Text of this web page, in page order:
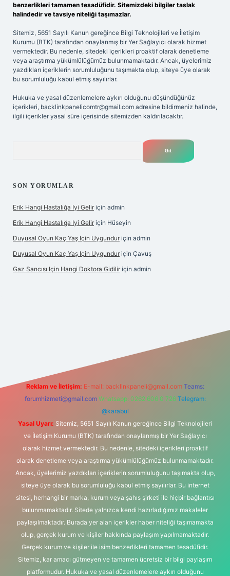
benzerlikleri tamamen tesadüfidir. Sitemizdeki bilgiler taslak
halindedir ve tavsiye niteliği taşımazlar.
Sitemiz, 5651 Sayılı Kanun gereğince Bilgi Teknolojileri ve İletişim
Kurumu (BTK) tarafından onaylanmış bir Yer Sağlayıcı olarak hizmet
vermektedir. Bu nedenle, sitedeki içerikleri proaktif olarak denetleme
veya araştırma yükümlülüğümüz bulunmamaktadır. Ancak, üyelerimiz
yazdıkları içeriklerin sorumluluğunu taşımakta olup, siteye üye olarak
bu sorumluluğu kabul etmiş sayılırlar.
Hukuka ve yasal düzenlemelere aykırı olduğunu düşündüğünüz
içerikleri, backlinkpanelicomtr@gmail.com adresine bildirmeniz halinde,
ilgili içerikler yasal süre içerisinde sitemizden kaldırılacaktır.
SON YORUMLAR
Erik Hangi Hastalığa Iyi Gelir için admin
Erik Hangi Hastalığa Iyi Gelir için Hüseyin
Duyusal Oyun Kaç Yaş Için Uygundur için admin
Duyusal Oyun Kaç Yaş Için Uygundur için Çavuş
Gaz Sancısı Için Hangi Doktora Gidilir için admin
Reklam ve İletişim: E-mail: backlinkpaneli@gmail.com Teams:
forumhizmeti@gmail.com Whatsapp: 0262 606 0 726 Telegram:
@karabul
Yasal Uyarı: Sitemiz, 5651 Sayılı Kanun gereğince Bilgi Teknolojileri
ve İletişim Kurumu (BTK) tarafından onaylanmış bir Yer Sağlayıcı
olarak hizmet vermektedir. Bu nedenle, sitedeki içerikleri proaktif
olarak denetleme veya araştırma yükümlülüğümüz bulunmamaktadır.
Ancak, üyelerimiz yazdıkları içeriklerin sorumluluğunu taşımakta olup,
siteye üye olarak bu sorumluluğu kabul etmiş sayılırlar. Bu internet
sitesi, herhangi bir marka, kurum veya şahıs şirketi ile hiçbir bağlantısı
bulunmamaktadır. Sitede yalnızca kendi hazırladığımız makaleler
paylaşılmaktadır. Burada yer alan içerikler haber niteliği taşımamakta
olup, gerçek kurum ve kişiler hakkında paylaşım yapılmamaktadır.
Gerçek kurum ve kişiler ile isim benzerlikleri tamamen tesadüfidir.
Sitemiz, kar amacı gütmeyen ve tamamen ücretsiz bir bilgi paylaşım
platformudur. Hukuka ve yasal düzenlemelere aykırı olduğunu